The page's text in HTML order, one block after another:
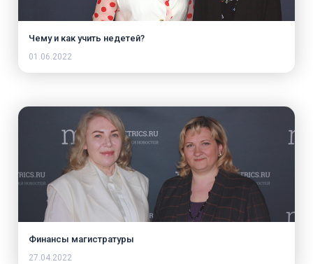
Чему и как учить недетей?
01.06.2022
Финансы магистратуры
27.04.2022